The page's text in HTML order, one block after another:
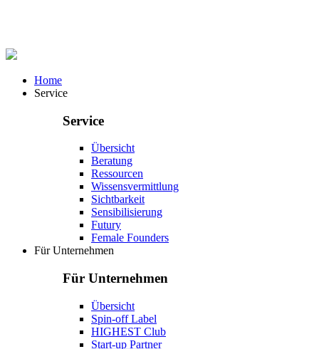
Home
Service
Service
Übersicht
Beratung
Ressourcen
Wissensvermittlung
Sichtbarkeit
Sensibilisierung
Futury
Female Founders
Für Unternehmen
Für Unternehmen
Übersicht
Spin-off Label
HIGHEST Club
Start-up Partner